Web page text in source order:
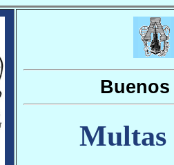
Multas